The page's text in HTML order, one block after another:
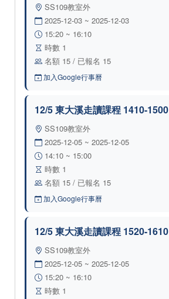
SS109教室外
2025-12-03 ~ 2025-12-03
15:20 ~ 16:10
時數 1
名額 15 / 已報名 15
加入Google行事曆
12/5 東大溪走讀課程 1410-1500
SS109教室外
2025-12-05 ~ 2025-12-05
14:10 ~ 15:00
時數 1
名額 15 / 已報名 15
加入Google行事曆
12/5 東大溪走讀課程 1520-1610
SS109教室外
2025-12-05 ~ 2025-12-05
15:20 ~ 16:10
時數 1